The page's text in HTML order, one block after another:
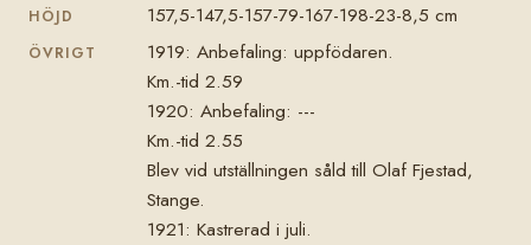
HÖJD 157,5-147,5-157-79-167-198-23-8,5 cm
ÖVRIGT
1919: Anbefaling: uppfödaren.
Km.-tid 2.59
1920: Anbefaling: ---
Km.-tid 2.55
Blev vid utställningen såld till Olaf Fjestad,
Stange.
1921: Kastrerad i juli.